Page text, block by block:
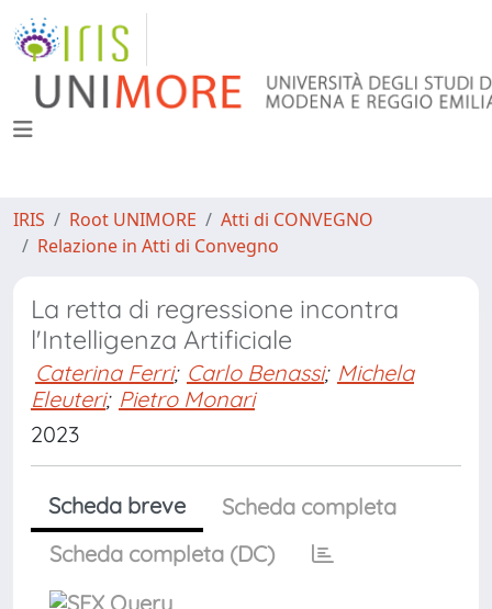
IRIS Root UNIMORE
Atti di CONVEGNO
Relazione in Atti di Convegno
La retta di regressione incontra
l'Intelligenza Artificiale
Caterina Ferri; Carlo Benassi; Michela
Eleuteri; Pietro Monari
2023
Scheda breve
Scheda completa
Scheda completa (DC)